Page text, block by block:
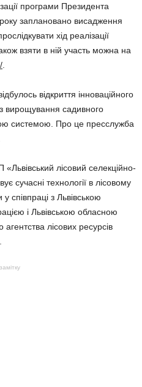
програми Президента
заплановано висадження
хід реалізації
взяти в ній участь можна на
відкриття інноваційного
вирощування садивного
системою. Про це пресслужба
лісовий селекційно-
сучасні технології в лісовому
співпраці з Львівською
і Львівською обласною
лісових ресурсів